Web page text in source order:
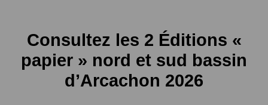
Consultez les 2 Éditions «
papier » nord et sud bassin
d’Arcachon 2026